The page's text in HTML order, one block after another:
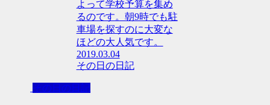
よって学校予算を集め
るのです。朝9時でも駐
車場を探すのに大変な
ほどの大人気です。
2019.03.04
その日の日記
その日の日記